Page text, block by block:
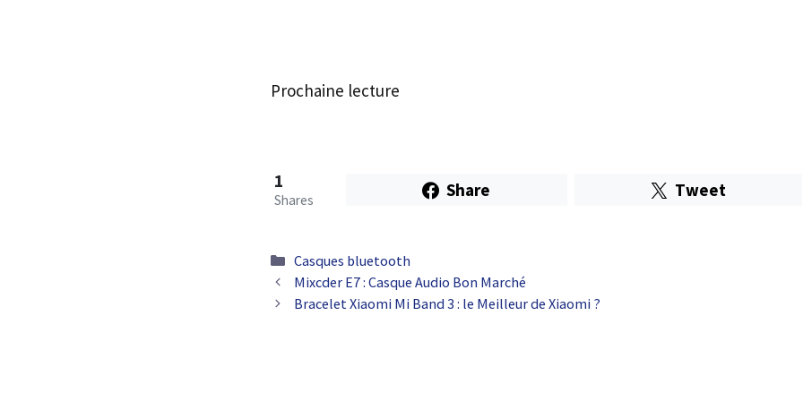
Prochaine lecture
1
Shares Share Tweet
Catégories
Casques bluetooth
Mixcder E7 : Casque Audio Bon Marché
Bracelet Xiaomi Mi Band 3 : le Meilleur de Xiaomi ?